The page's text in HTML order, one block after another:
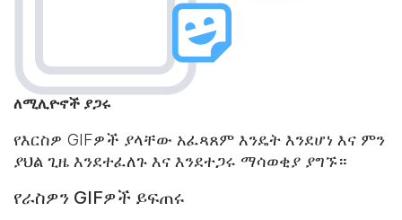
ለሚሊዮኖች ያጋሩ
የእርስዎ GIFዎች ያላቸው አፈጻጸም እንዴት እንደሆነ እና ምን
ያህል ጊዜ እንደተፈለጉ እና እንደተጋሩ ማሳወቂያ ያግኙ።
የራስዎን GIFዎች ይፍጠሩ